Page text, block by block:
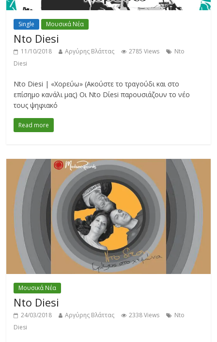
Single Μουσικά Νέα
Nto Diesi
11/10/2018 Αργύρης Βλάττας 2785 Views
Nto
Diesi
Nto Diesi | «Χορεύω» (Ακούστε το τραγούδι και στο
επίσημο κανάλι μας) Οι Νto Dίesi παρουσιάζουν το νέο
τους ψηφιακό
Read more
Μουσικά Νέα
Nto Diesi
24/03/2018 Αργύρης Βλάττας 2338 Views
Nto
Diesi